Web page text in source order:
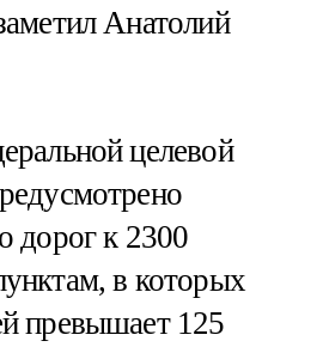
Анатолий
целевой
дорог к 2300
в которых
превышает 125